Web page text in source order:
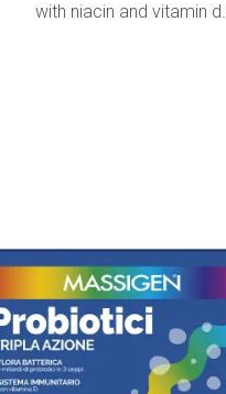
with niacin and vitamin d.